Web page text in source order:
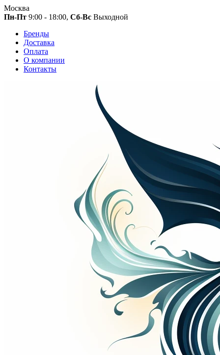
Москва
Пн-Пт 9:00 - 18:00, Сб-Вс Выходной
Бренды
Доставка
Оплата
О компании
Контакты